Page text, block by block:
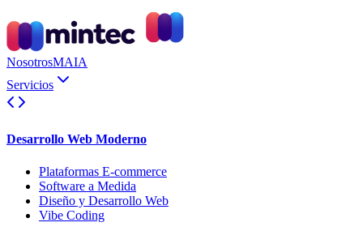
NosotrosMAIA
Servicios
Desarrollo Web Moderno
Plataformas E-commerce
Software a Medida
Diseño y Desarrollo Web
Vibe Coding